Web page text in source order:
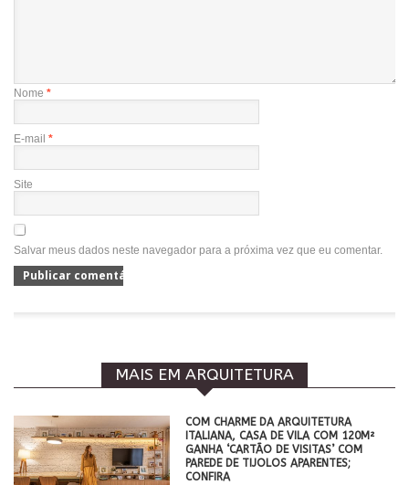
Nome *
E-mail *
Site
Salvar meus dados neste navegador para a próxima vez que eu comentar.
MAIS EM ARQUITETURA
COM CHARME DA ARQUITETURA
ITALIANA, CASA DE VILA COM 120M²
GANHA ‘CARTÃO DE VISITAS’ COM
PAREDE DE TIJOLOS APARENTES;
CONFIRA